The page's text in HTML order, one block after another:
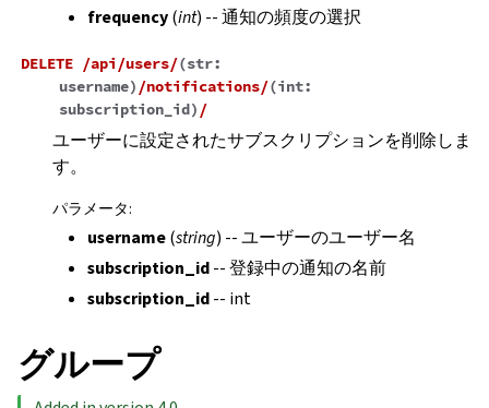
frequency(int) -- 通知の頻度の選択
DELETE /api/users/(str:
username) /notifications/(int:
subscription_id) /
ユーザーに設定されたサブスクリプションを削除しま
す。
パラメータ:
username(string) -- ユーザーのユーザー名
subscription_id-- 登録中の通知の名前
subscription_id-- int
グループ